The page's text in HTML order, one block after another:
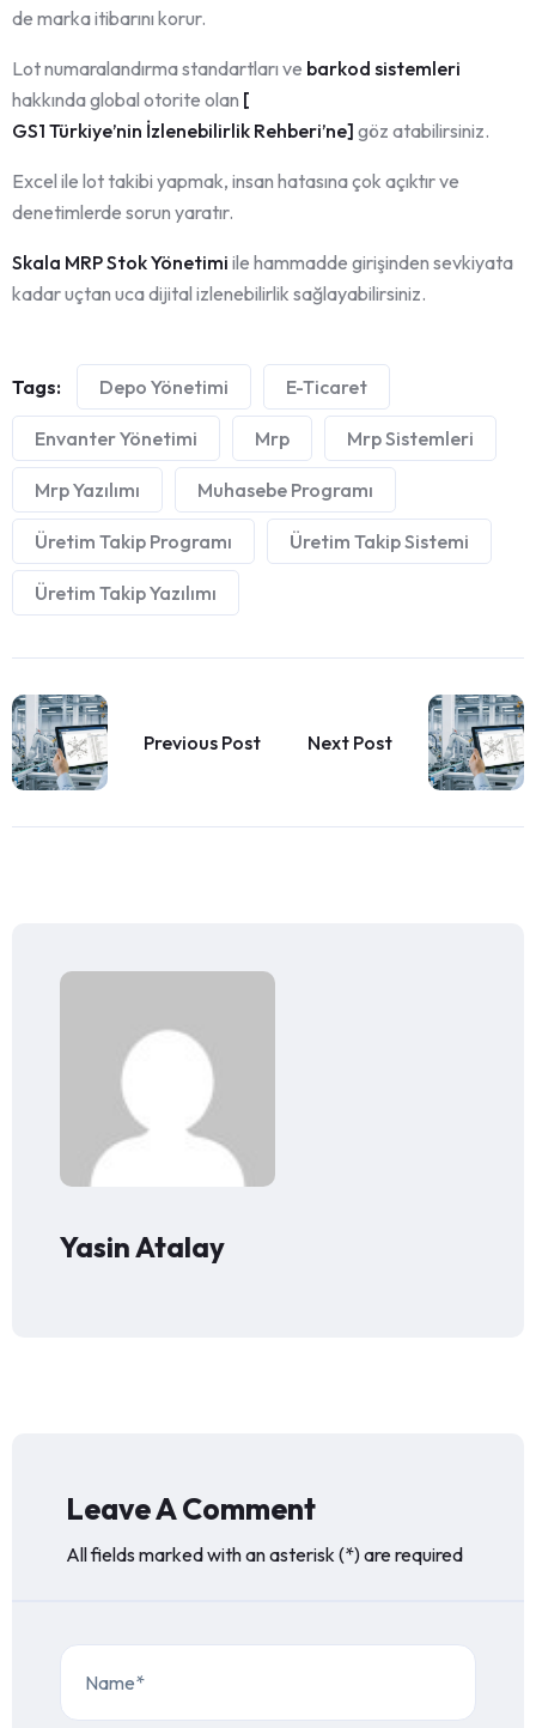
de marka itibarını korur.
Lot numaralandırma standartları ve barkod sistemleri
hakkında global otorite olan [
GS1 Türkiye’nin İzlenebilirlik Rehberi’ne] göz atabilirsiniz.
Excel ile lot takibi yapmak, insan hatasına çok açıktır ve
denetimlerde sorun yaratır.
Skala MRP Stok Yönetimi ile hammadde girişinden sevkiyata
kadar uçtan uca dijital izlenebilirlik sağlayabilirsiniz.
Tags: Depo Yönetimi E-Ticaret
Envanter Yönetimi Mrp Mrp Sistemleri
Mrp Yazılımı Muhasebe Programı
Üretim Takip Programı Üretim Takip Sistemi
Üretim Takip Yazılımı
Previous Post Next Post
Yasin Atalay
Leave A Comment
All fields marked with an asterisk (*) are required